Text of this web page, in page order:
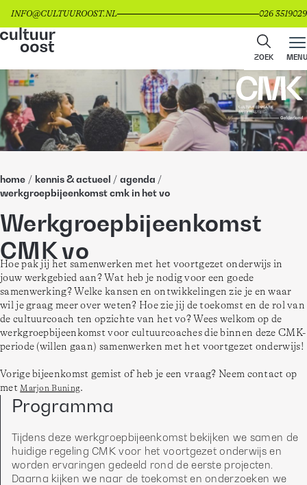
INFO@CULTUUROOST.NL 026 3519029
ZOEK MENU
home / kennis & actueel / agenda /
werkgroepbijeenkomst cmk in het vo
Werkgroepbijeenkomst
CMK vo
Hoe pak jij het samenwerken met het voortgezet onderwijs in
jouw werkgebied aan? Wat heb je nodig voor een goede
samenwerking? Welke kansen en ontwikkelingen zie je en waar
wil je graag meer over weten? Hoe zie jij de toekomst en de rol van
de cultuurcoach ten opzichte van het vo? Wees welkom op de
werkgroepbijeenkomst voor cultuurcoaches die binnen deze CMK-
periode (willen gaan) samenwerken met het voortgezet onderwijs!
Vorige bijeenkomst gemist of heb je een vraag? Neem contact op
met Marjon Buning.
Programma
Tijdens deze werkgroepbijeenkomst bekijken we samen de
huidige regeling CMK voor het voortgezet onderwijs en
worden ervaringen gedeeld rond de eerste projecten.
Daarna kijken we naar de toekomst en onderzoeken we